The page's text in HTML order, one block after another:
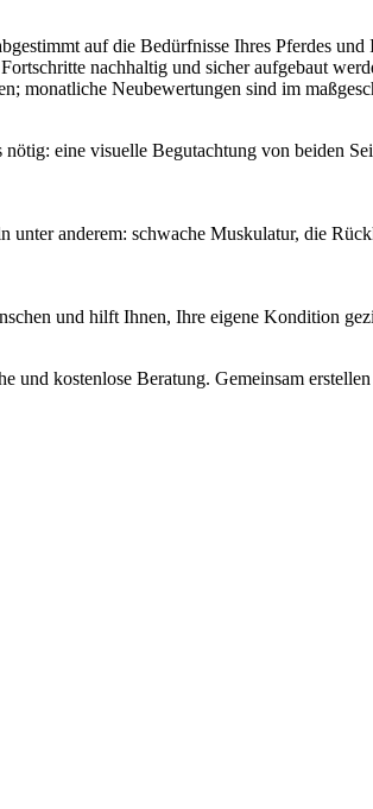
auf die Bedürfnisse Ihres Pferdes und
nachhaltig und sicher aufgebaut
monatliche Neubewertungen sind im
eine visuelle Begutachtung von beiden
unter anderem: schwache Muskulatur, die
und hilft Ihnen, Ihre eigene Kondition
und kostenlose Beratung. Gemeinsam